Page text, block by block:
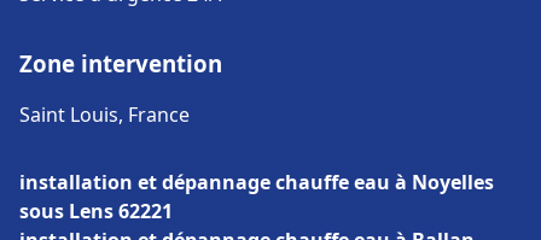
Zone intervention
Saint Louis, France
installation et dépannage chauffe eau à Noyelles
sous Lens 62221